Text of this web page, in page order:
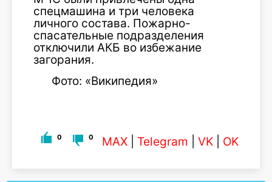
спецмашина и три человека
личного состава. Пожарно-
спасательные подразделения
отключили АКБ во избежание
загорания.
Фото: «Википедия»
0 0 MAX Telegram VK OK